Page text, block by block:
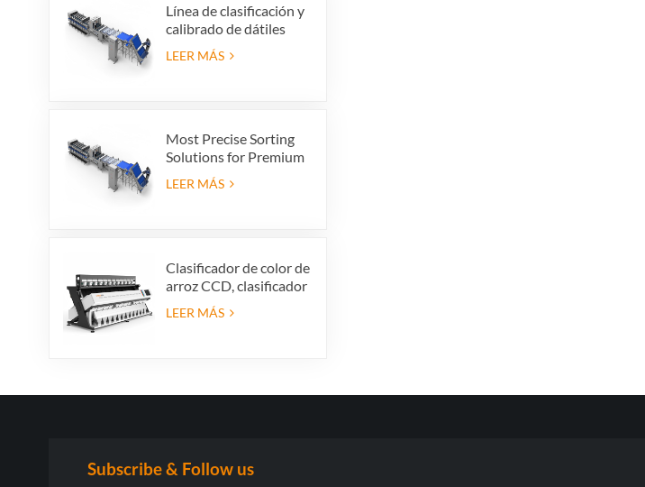
Línea de clasificación y
calibrado de dátiles
premium: aumente el
valor de su producto y
LEER MÁS
Most Precise Sorting
Solutions for Premium
Quality Dates, Date
Grader powered by
LEER MÁS
Clasificador de color de
arroz CCD, clasificador
automático de forma
de grano de arroz,
LEER MÁS
Subscribe & Follow us